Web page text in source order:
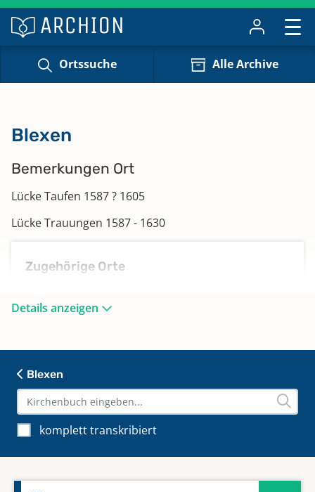
Ortssuche Alle Archive
Blexen
komplett transkribiert
Blexen
Bemerkungen Ort
Lücke Taufen 1587 ? 1605
Lücke Trauungen 1587 - 1630
Zugehörige Orte
Friedrich-Aug.-Hütte Grebswarden, Husum,
Neuhausen, Phiesewarden, Rahden,
Tettens, Volkers, Widders
Details anzeigen